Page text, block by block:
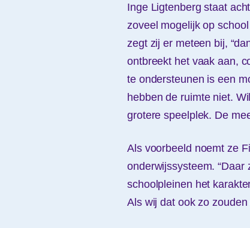
Inge Ligtenberg staat
zoveel mogelijk op
zegt zij er meteen bij,
ontbreekt het vaak aan,
te ondersteunen is een
hebben de ruimte niet.
grotere speelplek. De
Als voorbeeld noemt ze
onderwijssysteem.
schoolpleinen het
Als wij dat ook zo